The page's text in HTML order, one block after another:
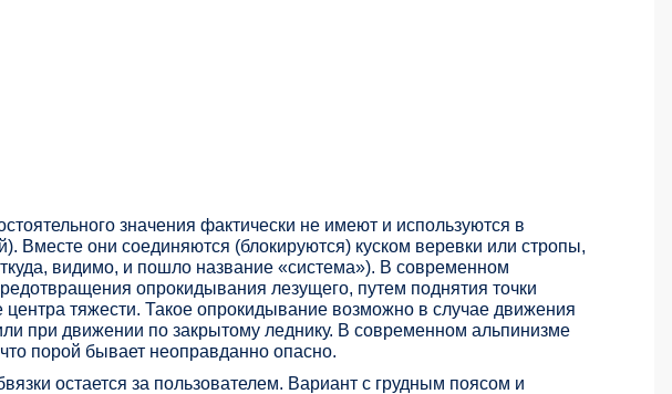
значения фактически не имеют и используются в
Вместе они соединяются (блокируются) куском веревки или стропы,
видимо, и пошло название «система»). В современном
опрокидывания лезущего, путем поднятия точки
тяжести. Такое опрокидывание возможно в случае движения
при движении по закрытому леднику. В современном альпинизме
порой бывает неоправданно опасно.
остается за пользователем. Вариант с грудным поясом и